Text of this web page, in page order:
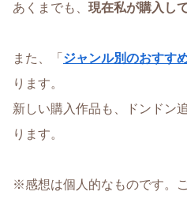
あくまでも、 現在私が購入し
また、「 ジャンル別のおすす
ります。
新しい購入作品も、ドンドン
ります。
※感想は個人的なものです。